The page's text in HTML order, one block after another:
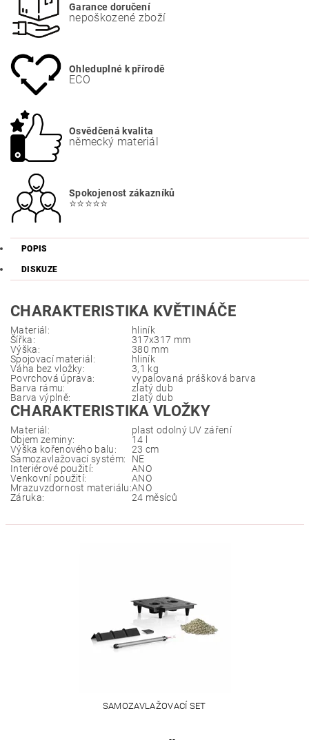
Garance doručení
nepoškozené zboží
Ohleduplné k přírodě
ECO
Osvědčená kvalita
německý materiál
Spokojenost zákazníků
⭐⭐⭐⭐⭐
POPIS
DISKUZE
CHARAKTERISTIKA KVĚTINÁČE
Materiál:
hliník
Šířka:
317x317 mm
Výška:
380 mm
Spojovací materiál:
hliník
Váha bez vložky:
3,1 kg
Povrchová úprava:
vypalovaná prášková barva
Barva rámu:
zlatý dub
Barva výplně:
zlatý dub
CHARAKTERISTIKA VLOŽKY
Materiál:
plast odolný UV záření
Objem zeminy:
14 l
Výška kořenového balu:
23 cm
Samozavlažovací systém:
NE
Interiérové použití:
ANO
Venkovní použití:
ANO
Mrazuvzdornost materiálu:ANO
Záruka:
24 měsíců
SAMOZAVLAŽOVACÍ SET